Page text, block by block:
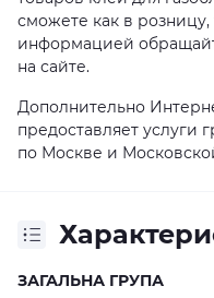
сможете как в
информацией
на сайте.
Дополнительно
предоставляет услуги
по Москве и
ЗАГАЛЬНА ГРУПА